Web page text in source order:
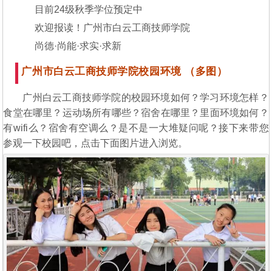
目前24级秋季学位预定中
欢迎报读！广州市白云工商技师学院
尚德·尚能·求实·求新
广州市白云工商技师学院校园环境 （多图）
广州白云工商技师学院的校园环境如何？学习环境怎样？
食堂在哪里？运动场所有哪些？宿舍在哪里？里面环境如何？
有wifi么？宿舍有空调么？是不是一大堆疑问呢？接下来带您
参观一下校园吧，点击下面图片进入浏览。